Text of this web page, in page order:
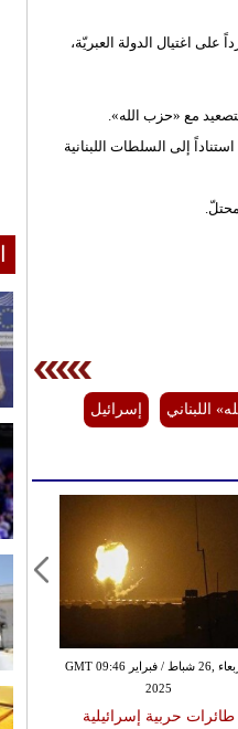
اغتيال الدولة العبريّة،
على الأقلّ، وفق تعداد للوكالة، استناداً إلى السلطات اللبنانية
اللبناني إسرائيل
الأربعاء ,26 شباط / فبراير GMT 09:46
2025
طائرات حربية إسرائيلية